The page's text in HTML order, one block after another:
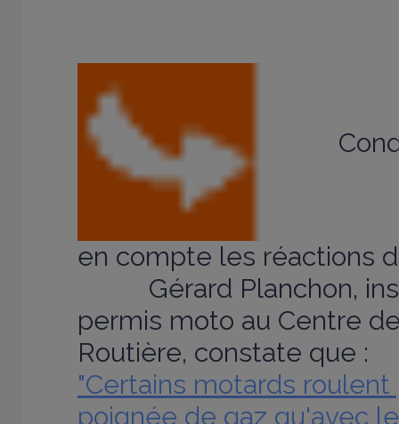
en compte les réactions
Gérard Planchon,
permis moto au Centre
Routière, constate que :
"Certains motards roulent
poignée de gaz qu'avec